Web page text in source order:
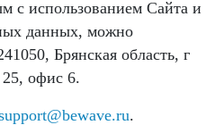
с использованием Сайта и
данных, можно
Брянская область, г
25, офис 6.
.